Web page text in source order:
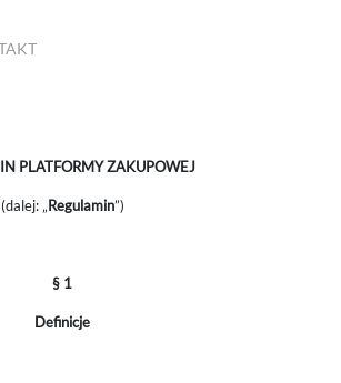
PLATFORMY ZAKUPOWEJ
(dalej: „Regulamin”)
§ 1
Definicje